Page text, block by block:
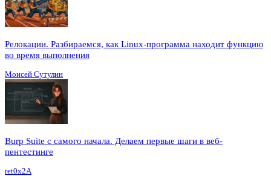
Релокации. Разбираемся, как Linux-программа находит функцию
во время выполнения
Моисей Сутулин
Burp Suite с самого начала. Делаем первые шаги в веб-
пентестинге
ret0x2A